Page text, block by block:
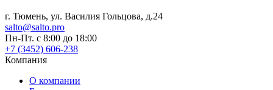
г. Тюмень, ул. Василия Гольцова, д.24
salto@salto.pro
Пн-Пт. с 8:00 до 18:00
+7 (3452) 606-238
Компания
О компании